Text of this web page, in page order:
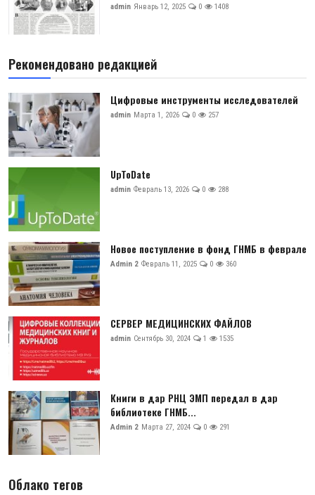
admin Январь 12, 2025 0 1408
Рекомендовано редакцией
Цифровые инструменты исследователей
admin Марта 1, 2026 0 257
UpToDate
admin Февраль 13, 2026 0 288
Новое поступление в фонд ГНМБ в феврале
Admin 2 Февраль 11, 2025 0 360
СЕРВЕР МЕДИЦИНСКИХ ФАЙЛОВ
admin Сентябрь 30, 2024 1 1535
Книги в дар РНЦ ЭМП передал в дар
библиотеке ГНМБ...
Admin 2 Марта 27, 2024 0 291
Облако тегов